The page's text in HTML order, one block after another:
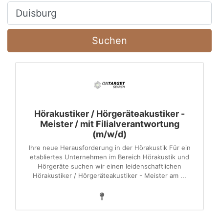
Ort, Stadt
Suchen
Hörakustiker / Hörgeräteakustiker -
Meister / mit Filialverantwortung
(m/w/d)
Ihre neue Herausforderung in der Hörakustik Für ein
etabliertes Unternehmen im Bereich Hörakustik und
Hörgeräte suchen wir einen leidenschaftlichen
Hörakustiker / Hörgeräteakustiker - Meister am ...